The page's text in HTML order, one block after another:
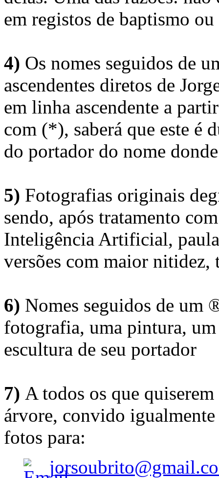
em registos de baptismo
4) Os nomes seguidos de
ascendentes diretos de
em linha ascendente a
com (*), saberá que este é
do portador do nome
5) Fotografias originais
sendo, após tratamento
Inteligência Artificial,
versões com maior nitidez,
6) Nomes seguidos de um
fotografia, uma pintura,
escultura de seu portador
7) A todos os que
árvore, convido
fotos para: